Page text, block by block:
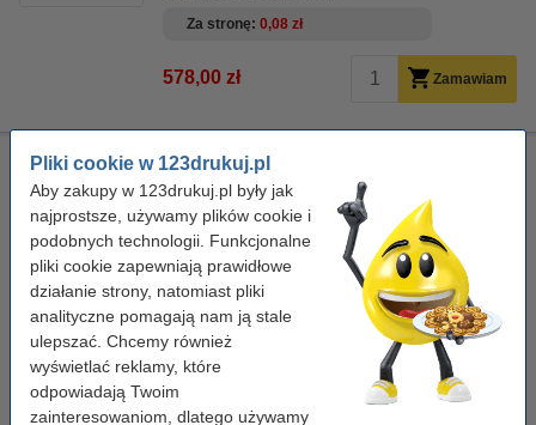
Pliki cookie w 123drukuj.pl
Aby zakupy w 123drukuj.pl były jak
najprostsze, używamy plików cookie i
podobnych technologii. Funkcjonalne
pliki cookie zapewniają prawidłowe
działanie strony, natomiast pliki
analityczne pomagają nam ją stale
ulepszać. Chcemy również
wyświetlać reklamy, które
odpowiadają Twoim
zainteresowaniom, dlatego używamy
Za stronę 0,08 zł
578,00 zł Zamawiam
Xerox 006R04767 toner żółty, zwiększona pojemność,
oryginalny
żółty toner
Kliknij i sprawdź całą specyfikacje
Dostępny
Zamów na poniedziałek
Za stronę
578,00 zł Zamawiam